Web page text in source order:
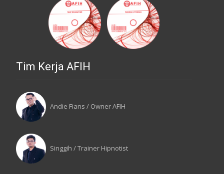
Tim Kerja AFIH
Andie Fians / Owner AFIH
Singgih / Trainer Hipnotist